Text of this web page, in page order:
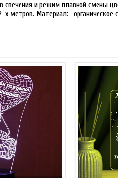
свечения и режим плавной смены
х метров. Материал: -органическое